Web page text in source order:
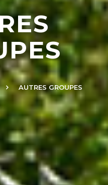
AUTRES GROUPES